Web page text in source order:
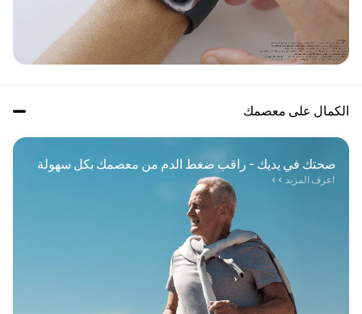
الكمال على معصمك
صحتك في يديك - راقب ضغط الدم من معصمك بكل سهولة
اعرف المزيد >>